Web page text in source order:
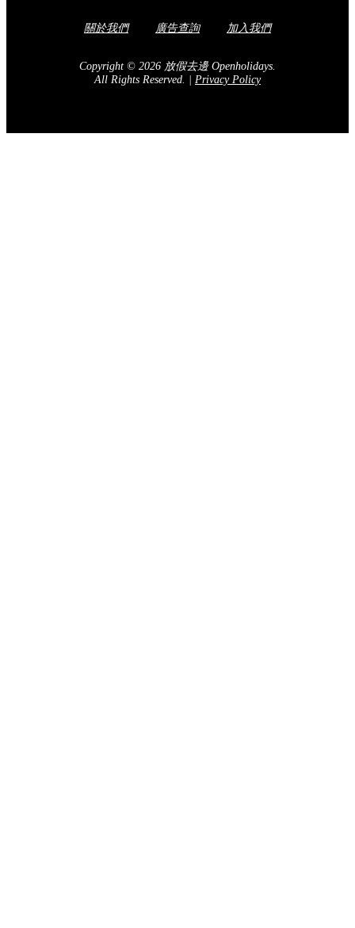
關於我們 廣告查詢 加入我們
Copyright © 2026 放假去邊 Openholidays.
All Rights Reserved. | Privacy Policy